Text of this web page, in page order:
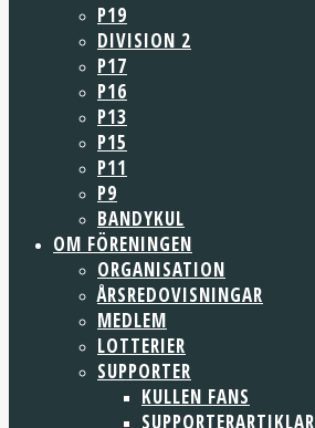
P19
DIVISION 2
P17
P16
P13
P15
P11
P9
BANDYKUL
OM FÖRENINGEN
ORGANISATION
ÅRSREDOVISNINGAR
MEDLEM
LOTTERIER
SUPPORTER
KULLEN FANS
SUPPORTERARTIKLAR